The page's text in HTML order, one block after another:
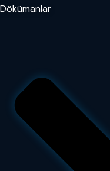
Dökümanlar